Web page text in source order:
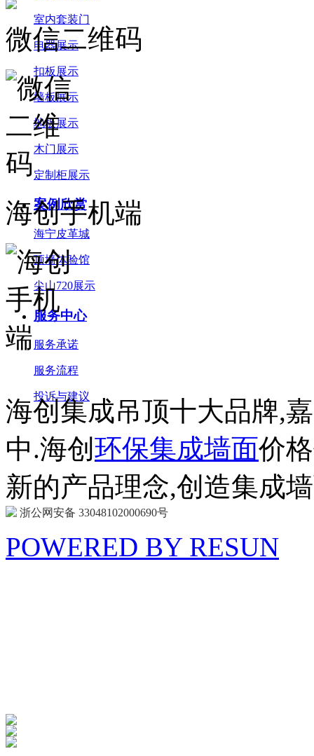
室内套装门
电器展示
扣板展示
墙板展示
地板展示
木门展示
定制柜展示
案例欣赏
海宁皮革城
顶墙体验馆
尖山720展示
服务中心
服务承诺
服务流程
投诉与建议
微信二维码
海创手机端
海创集成吊顶十大品牌,
中.海创环保集成墙面价
新的产品理念,创造集成
浙公网安备 33048102000690号
POWERED BY RESUN